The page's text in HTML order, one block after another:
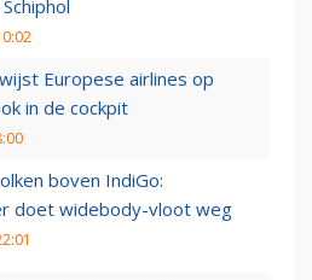
Europese airlines op
in de cockpit
boven IndiGo:
doet widebody-vloot weg